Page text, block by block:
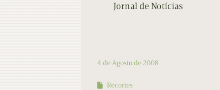
Jornal de Notícias
4 de Agosto de 2008
Recortes